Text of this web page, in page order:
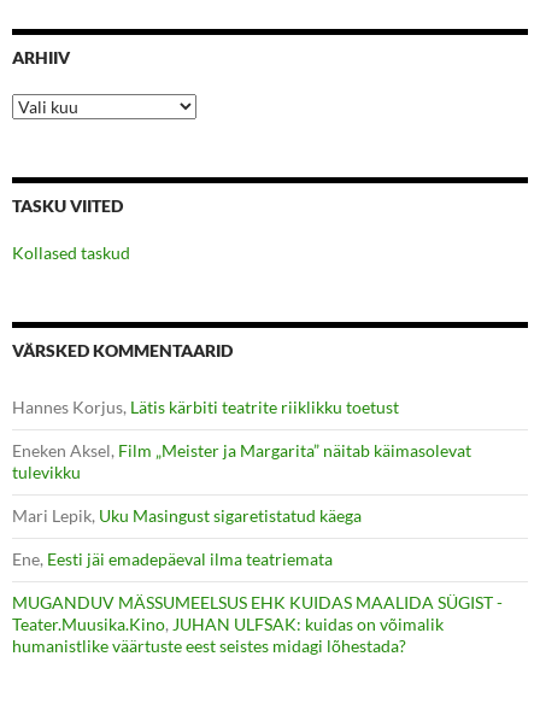
ARHIIV
Arhiiv
TASKU VIITED
Kollased taskud
VÄRSKED KOMMENTAARID
Hannes Korjus, Lätis kärbiti teatrite riiklikku toetust
Eneken Aksel, Film „Meister ja Margarita” näitab käimasolevat
tulevikku
Mari Lepik, Uku Masingust sigaretistatud käega
Ene, Eesti jäi emadepäeval ilma teatriemata
MUGANDUV MÄSSUMEELSUS EHK KUIDAS MAALIDA SÜGIST -
Teater.Muusika.Kino, JUHAN ULFSAK: kuidas on võimalik
humanistlike väärtuste eest seistes midagi lõhestada?